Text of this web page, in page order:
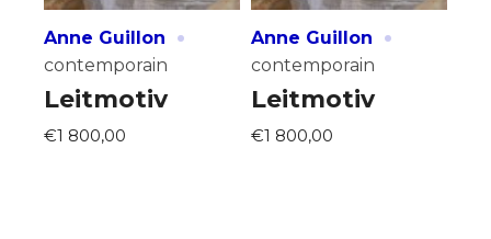
Anne Guillon ·
contemporain
Leitmotiv
€1 800,00
Anne Guillon ·
contemporain
Leitmotiv
€1 800,00